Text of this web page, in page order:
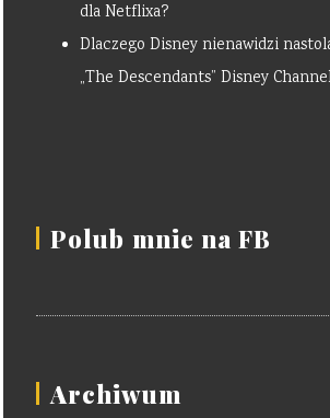
dla Netflixa?
Dlaczego Disney nienawidzi
„The Descendants” Disney
Polub mnie na FB
Archiwum